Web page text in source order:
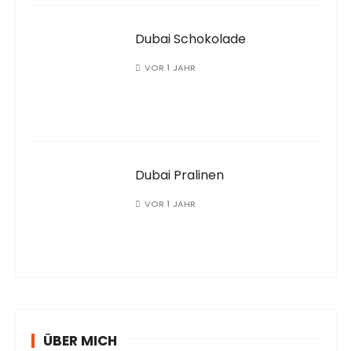
Dubai Schokolade
VOR 1 JAHR
Dubai Pralinen
VOR 1 JAHR
ÜBER MICH